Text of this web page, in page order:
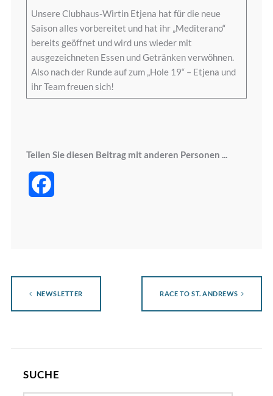
Unsere Clubhaus-Wirtin Etjena hat für die neue
Saison alles vorbereitet und hat ihr „Mediterano“
bereits geöffnet und wird uns wieder mit
ausgezeichneten Essen und Getränken verwöhnen.
Also nach der Runde auf zum „Hole 19“ – Etjena und
ihr Team freuen sich!
Teilen Sie diesen Beitrag mit anderen Personen ...
NEWSLETTER RACE TO ST. ANDREWS
SUCHE